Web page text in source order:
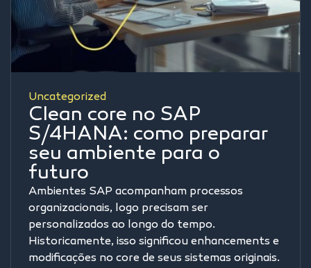
Uncategorized
Clean core no SAP
S/4HANA: como preparar
seu ambiente para o
futuro
Ambientes SAP acompanham processos
organizacionais, logo precisam ser
personalizados ao longo do tempo.
Historicamente, isso significou enhancements e
modificações no core de seus sistemas originais.